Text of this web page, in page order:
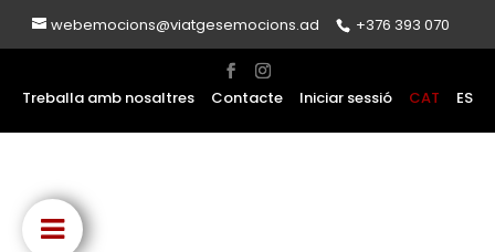
webemocions@viatgesemocions.ad +376 393 070
Treballa amb nosaltres Contacte Iniciar sessió CAT ES